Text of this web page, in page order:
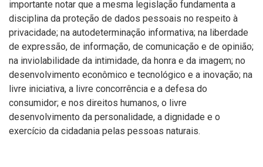
importante notar que a mesma legislação fundamenta a
disciplina da proteção de dados pessoais no respeito à
privacidade; na autodeterminação informativa; na liberdade
de expressão, de informação, de comunicação e de opinião;
na inviolabilidade da intimidade, da honra e da imagem; no
desenvolvimento econômico e tecnológico e a inovação; na
livre iniciativa, a livre concorrência e a defesa do
consumidor; e nos direitos humanos, o livre
desenvolvimento da personalidade, a dignidade e o
exercício da cidadania pelas pessoas naturais.